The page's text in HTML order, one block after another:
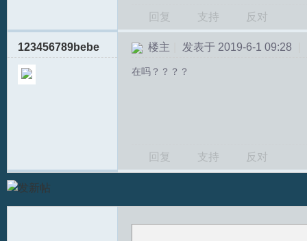
S
回复 支持 反对
123456789bebe 楼主 发表于 2019-6-1 09:28
在吗？？？？
回复 支持 反对